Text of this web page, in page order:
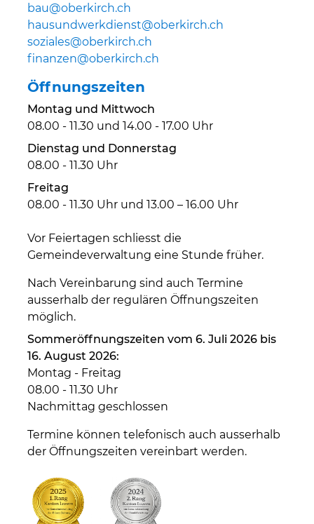
bau@oberkirch.ch
hausundwerkdienst@oberkirch.ch
soziales@oberkirch.ch
finanzen@oberkirch.ch
Öffnungszeiten
Montag und Mittwoch
08.00 - 11.30 und 14.00 - 17.00 Uhr
Dienstag und Donnerstag
08.00 - 11.30 Uhr
Freitag
08.00 - 11.30 Uhr und 13.00 – 16.00 Uhr
Vor Feiertagen schliesst die
Gemeindeverwaltung eine Stunde früher.
Nach Vereinbarung sind auch Termine
ausserhalb der regulären Öffnungszeiten
möglich.
Sommeröffnungszeiten vom 6. Juli 2026 bis
16. August 2026:
Montag - Freitag
08.00 - 11.30 Uhr
Nachmittag geschlossen
Termine können telefonisch auch ausserhalb
der Öffnungszeiten vereinbart werden.